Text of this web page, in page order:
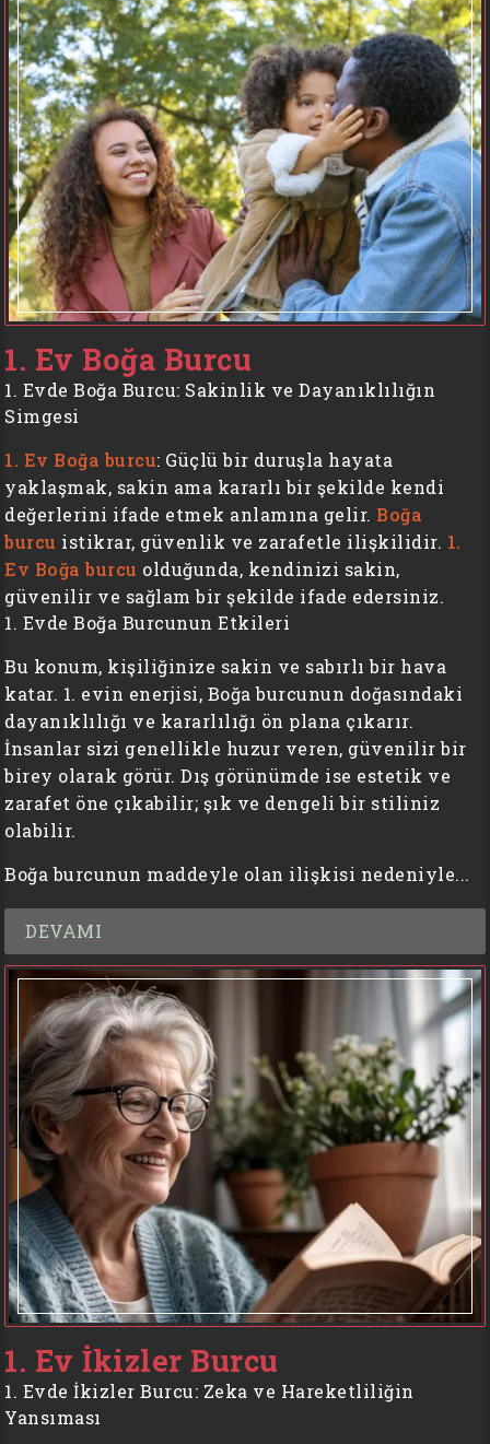
1. Ev Boğa Burcu
1. Evde Boğa Burcu: Sakinlik ve Dayanıklılığın
Simgesi
1. Ev Boğa burcu: Güçlü bir duruşla hayata
yaklaşmak, sakin ama kararlı bir şekilde kendi
değerlerini ifade etmek anlamına gelir. Boğa
burcu istikrar, güvenlik ve zarafetle ilişkilidir. 1.
Ev Boğa burcu olduğunda, kendinizi sakin,
güvenilir ve sağlam bir şekilde ifade edersiniz.
1. Evde Boğa Burcunun Etkileri
Bu konum, kişiliğinize sakin ve sabırlı bir hava
katar. 1. evin enerjisi, Boğa burcunun doğasındaki
dayanıklılığı ve kararlılığı ön plana çıkarır.
İnsanlar sizi genellikle huzur veren, güvenilir bir
birey olarak görür. Dış görünümde ise estetik ve
zarafet öne çıkabilir; şık ve dengeli bir stiliniz
olabilir.
Boğa burcunun maddeyle olan ilişkisi nedeniyle...
DEVAMI
1. Ev İkizler Burcu
1. Evde İkizler Burcu: Zeka ve Hareketliliğin
Yansıması